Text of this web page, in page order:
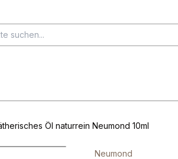
Öl naturrein Neumond 10ml
Neumond